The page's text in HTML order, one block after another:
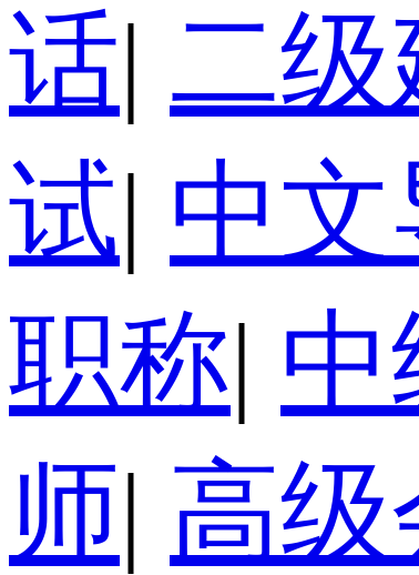
话| 二
试| 中
职称|
师| 高